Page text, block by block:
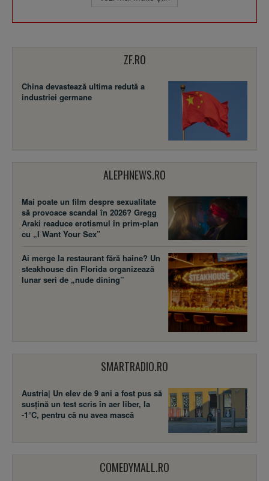
ZF.RO
China devastează ultima redută a
industriei germane
ALEPHNEWS.RO
Mai poate un film despre sexualitate
să provoace scandal în 2026? Gregg
Araki readuce erotismul în prim-plan
cu „I Want Your Sex”
Ai merge la restaurant fără haine? Un
steakhouse din Florida organizează
lunar seri de „nude dining”
SMARTRADIO.RO
Austria| Un elev de 9 ani a fost pus să
susţină un test scris în aer liber, la
-1°C, pentru că nu avea mască
COMEDYMALL.RO